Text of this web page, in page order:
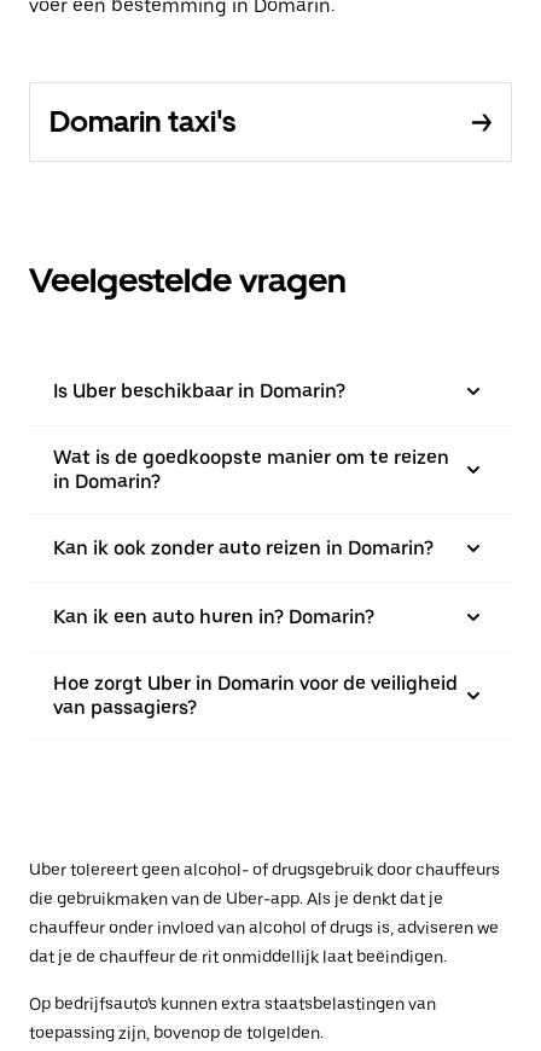
voer een bestemming in Domarin.
Domarin taxi's
Veelgestelde vragen
Is Uber beschikbaar in Domarin?
Wat is de goedkoopste manier om te reizen
in Domarin?
Kan ik ook zonder auto reizen in Domarin?
Kan ik een auto huren in? Domarin?
Hoe zorgt Uber in Domarin voor de veiligheid
van passagiers?
Uber tolereert geen alcohol- of drugsgebruik door chauffeurs
die gebruikmaken van de Uber-app. Als je denkt dat je
chauffeur onder invloed van alcohol of drugs is, adviseren we
dat je de chauffeur de rit onmiddellijk laat beëindigen.
Op bedrijfsauto's kunnen extra staatsbelastingen van
toepassing zijn, bovenop de tolgelden.